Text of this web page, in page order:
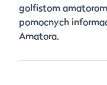
golfistom
pomocnych
Amatora.